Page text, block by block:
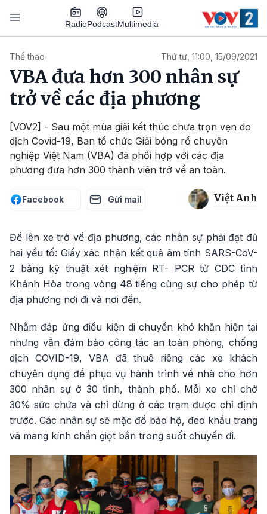
Nhảy đến nội dung
RadioPodcastMultimedia
Thể thao Thứ tư, 11:00, 15/09/2021
VBA đưa hơn 300 nhân sự
trở về các địa phương
[VOV2] - Sau một mùa giải kết thúc chưa trọn vẹn do
dịch Covid-19, Ban tổ chức Giải bóng rổ chuyên
nghiệp Việt Nam (VBA) đã phối hợp với các địa
phương đưa hơn 300 thành viên trở về an toàn.
Facebook Gửi mail Việt Anh
Để lên xe trở về địa phương, các nhân sự phải đạt đủ
hai yếu tố: Giấy xác nhận kết quả âm tính SARS-CoV-
2 bằng kỹ thuật xét nghiệm RT- PCR từ CDC tỉnh
Khánh Hòa trong vòng 48 tiếng cùng sự cho phép từ
địa phương nơi đi và nơi đến.
Nhằm đáp ứng điều kiện di chuyển khó khăn hiện tại
nhưng vẫn đảm bảo công tác an toàn phòng, chống
dịch COVID-19, VBA đã thuê riêng các xe khách
chuyên dụng để phục vụ hành trình về nhà cho hơn
300 nhân sự ở 30 tỉnh, thành phố. Mỗi xe chỉ chở
30% sức chứa và chỉ dừng ở các trạm được chỉ định
trước. Các nhân sự sẽ mặc đồ bảo hộ, đeo khẩu trang
và mang kính chắn giọt bắn trong suốt chuyến đi.